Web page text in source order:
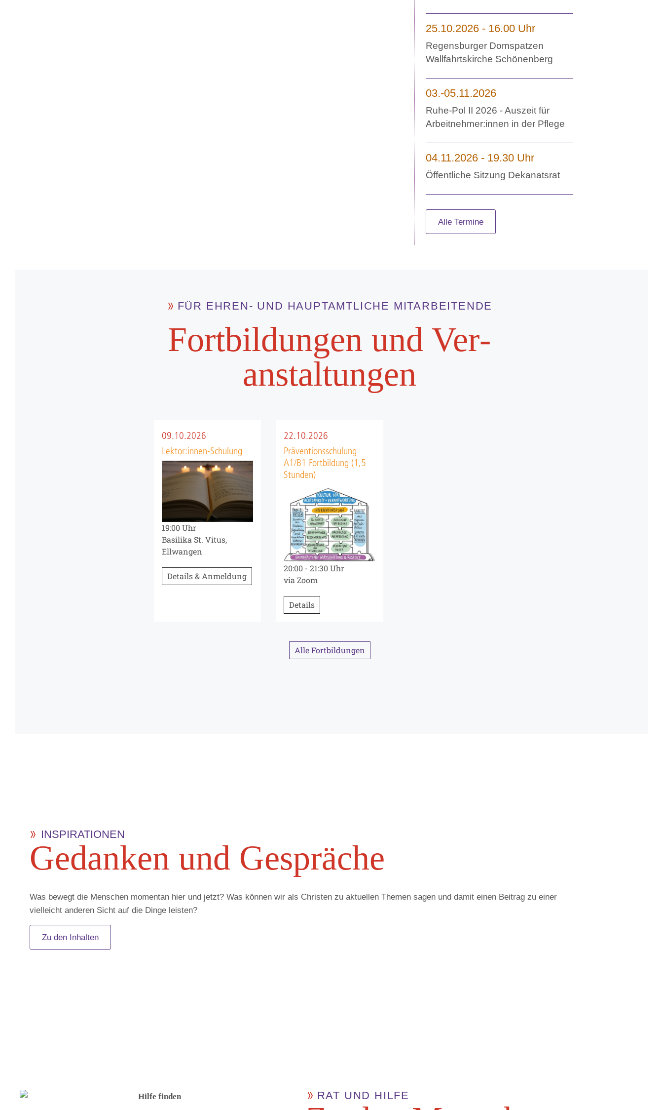
25.10.2026 - 16.00 Uhr
Regensburger Domspatzen
Wallfahrtskirche Schönenberg
03.-05.11.2026
Ruhe-Pol II 2026 - Auszeit für
Arbeitnehmer:innen in der Pflege
04.11.2026 - 19.30 Uhr
Öffentliche Sitzung Dekanatsrat
Alle Termine
FÜR EHREN- UND HAUPTAMTLICHE MITARBEITENDE
Fort­bild­ungen und Ver­
anstal­tungen
INSPIRATIONEN
Ge­dan­ken und Ge­sprä­che
Was bewegt die Menschen momentan hier und jetzt? Was können wir als Christen zu aktuellen Themen sagen und damit einen Beitrag zu einer
vielleicht anderen Sicht auf die Dinge leisten?
Zu den Inhalten
RAT UND HILFE